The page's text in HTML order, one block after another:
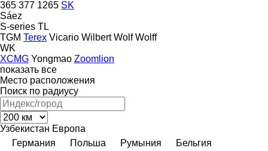
365 377 1265 SK
Sáez
S-series TL
TGM Terex Vicario Wilbert Wolf Wolff
WK
XCMG Yongmao Zoomlion
показать все
Место расположения
Поиск по радиусу
Узбекистан Европа
Германия
Польша Румыния
Бельгия